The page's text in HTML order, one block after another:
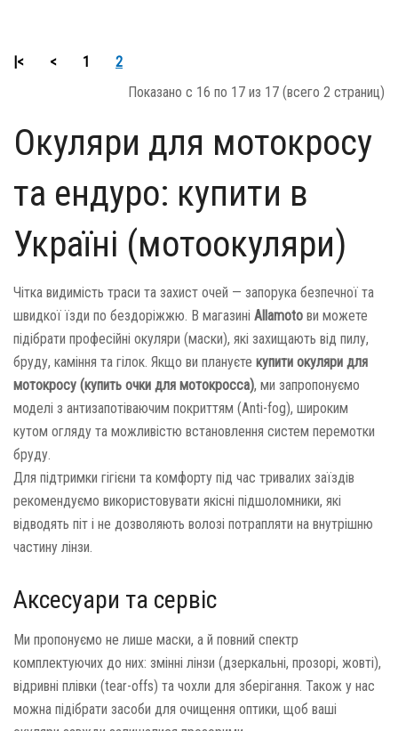
|< < 1
2
Показано с 16 по 17 из 17 (всего 2 страниц)
Окуляри для мотокросу
та ендуро: купити в
Україні (мотоокуляри)
Чітка видимість траси та захист очей — запорука безпечної та
швидкої їзди по бездоріжжю. В магазині Allamoto ви можете
підібрати професійні окуляри (маски), які захищають від пилу,
бруду, каміння та гілок. Якщо ви плануєте купити окуляри для
мотокросу (купить очки для мотокросса), ми запропонуємо
моделі з антизапотіваючим покриттям (Anti-fog), широким
кутом огляду та можливістю встановлення систем перемотки
бруду.
Для підтримки гігієни та комфорту під час тривалих заїздів
рекомендуємо використовувати якісні підшоломники, які
відводять піт і не дозволяють волозі потрапляти на внутрішню
частину лінзи.
Аксесуари та сервіс
Ми пропонуємо не лише маски, а й повний спектр
комплектуючих до них: змінні лінзи (дзеркальні, прозорі, жовті),
відривні плівки (tear-offs) та чохли для зберігання. Також у нас
можна підібрати засоби для очищення оптики, щоб ваші